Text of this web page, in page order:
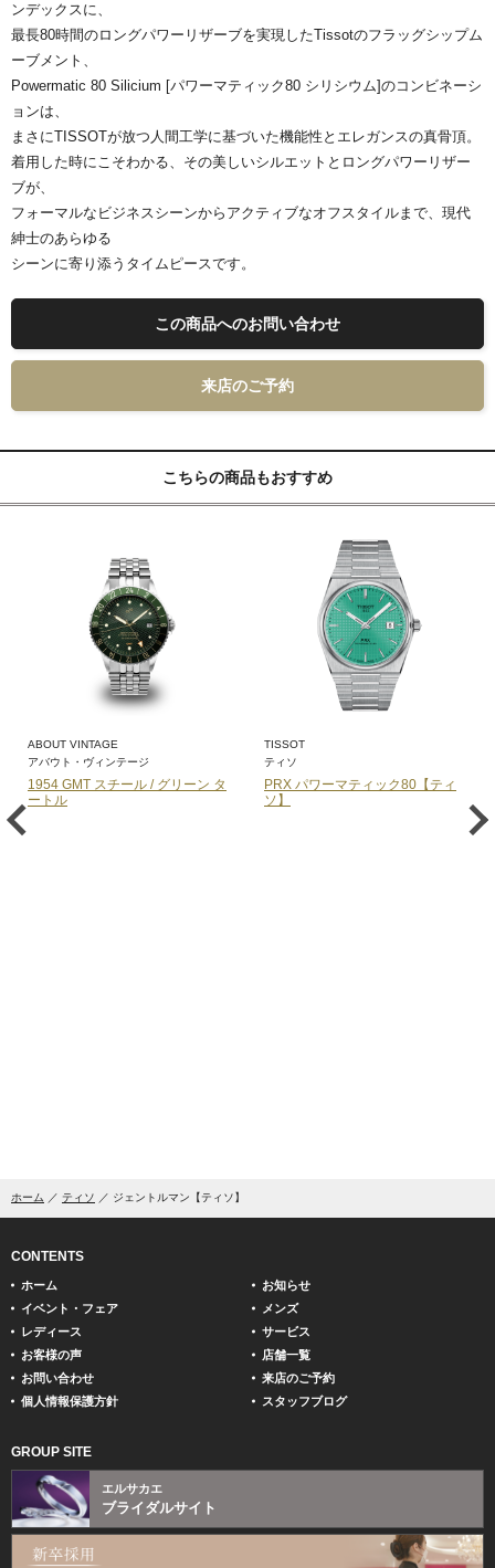
ンデックスに、
最長80時間のロングパワーリザーブを実現したTissotのフラッグシップム
ーブメント、
Powermatic 80 Silicium [パワーマティック80 シリシウム]のコンビネーシ
ョンは、
まさにTISSOTが放つ人間工学に基づいた機能性とエレガンスの真骨頂。
着用した時にこそわかる、その美しいシルエットとロングパワーリザー
ブが、
フォーマルなビジネスシーンからアクティブなオフスタイルまで、現代
紳士のあらゆる
シーンに寄り添うタイムピースです。
この商品へのお問い合わせ
来店のご予約
こちらの商品もおすすめ
ABOUT VINTAGE
アバウト・ヴィンテージ
1954 GMT スチール / グリーン タ
ートル
TISSOT
ティソ
PRX パワーマティック80【ティ
ソ】
ホーム ティソ ジェントルマン【ティソ】
CONTENTS
ホーム
お知らせ
イベント・フェア
メンズ
レディース
サービス
お客様の声
店舗一覧
お問い合わせ
来店のご予約
個人情報保護方針
スタッフブログ
GROUP SITE
エルサカエ
ブライダルサイト